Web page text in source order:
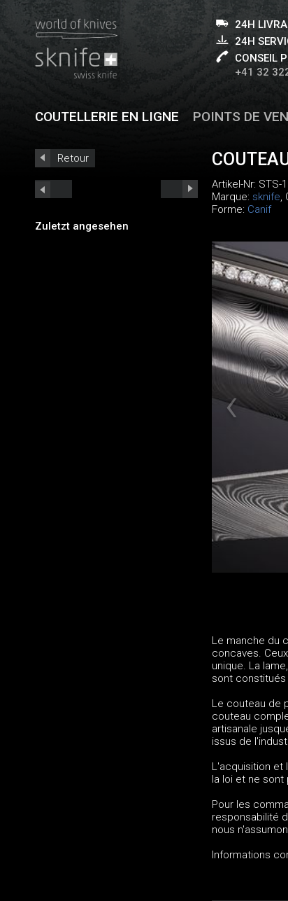
24H
24H
CONSEIL
+41 32
COUTELLERIE EN LIGNE POINTS DE
Retour
Zuletzt angesehen
Artikel-Nr: STS-
Marque: sknife,
Forme: Canif
Le manche du
concaves.
unique. La
sont
Le couteau de
couteau
artisanale
issus de
L'acquisition et
la loi et ne sont
Pour les
responsabilité
nous
Informations